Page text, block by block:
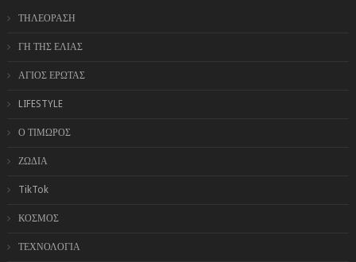
ΤΗΛΕΟΡΑΣΗ
ΓΗ ΤΗΣ ΕΛΙΑΣ
ΑΓΙΟΣ ΕΡΩΤΑΣ
LIFESTYLE
Ο ΤΙΜΩΡΟΣ
ΖΩΔΙΑ
TikTok
ΚΟΣΜΟΣ
ΤΕΧΝΟΛΟΓΙΑ